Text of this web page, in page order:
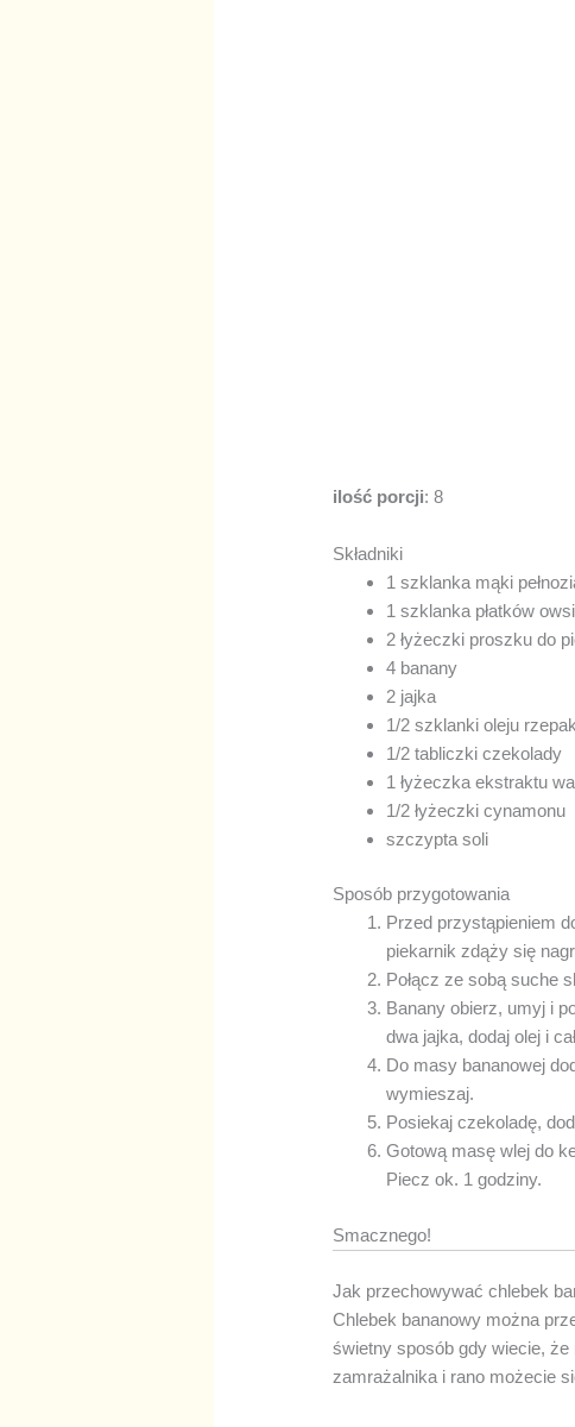
ilość porcji: 8
Składniki
1 szklanka mąki
1 szklanka płatków
2 łyżeczki proszku do
4 banany
2 jajka
1/2 szklanki oleju
1/2 tabliczki czekolady
1 łyżeczka ekstraktu
1/2 łyżeczki cynamonu
szczypta soli
Sposób przygotowania
Przed przystąpieniem
piekarnik zdąży się
Połącz ze sobą suche
Banany obierz, umyj i
dwa jajka, dodaj olej i
Do masy bananowej
wymieszaj.
Posiekaj czekoladę,
Gotową masę wlej do
Piecz ok. 1 godziny.
Smacznego!
Jak przechowywać chlebek
Chlebek bananowy można
świetny sposób gdy wiecie,
zamrażalnika i rano możecie